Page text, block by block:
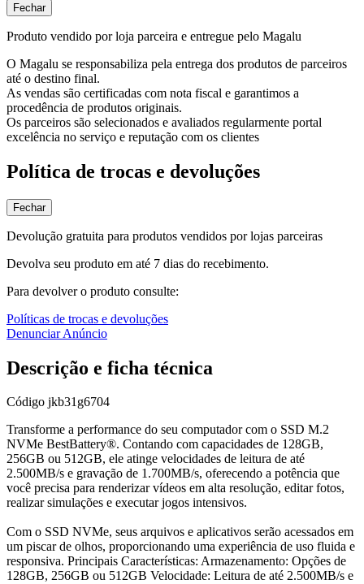
Fechar
Produto vendido por loja parceira e entregue pelo Magalu
O Magalu se responsabiliza pela entrega dos produtos de parceiros
até o destino final.
As vendas são certificadas com nota fiscal e garantimos a
procedência de produtos originais.
Os parceiros são selecionados e avaliados regularmente portal
excelência no serviço e reputação com os clientes
Política de trocas e devoluções
Fechar
Devolução gratuita para produtos vendidos por lojas parceiras
Devolva seu produto em até 7 dias do recebimento.
Para devolver o produto consulte:
Políticas de trocas e devoluções
Denunciar Anúncio
Descrição e ficha técnica
Código jkb31g6704
Transforme a performance do seu computador com o SSD M.2
NVMe BestBattery®. Contando com capacidades de 128GB,
256GB ou 512GB, ele atinge velocidades de leitura de até
2.500MB/s e gravação de 1.700MB/s, oferecendo a potência que
você precisa para renderizar vídeos em alta resolução, editar fotos,
realizar simulações e executar jogos intensivos.
Com o SSD NVMe, seus arquivos e aplicativos serão acessados em
um piscar de olhos, proporcionando uma experiência de uso fluida e
responsiva. Principais Características: Armazenamento: Opções de
128GB, 256GB ou 512GB Velocidade: Leitura de até 2.500MB/s e